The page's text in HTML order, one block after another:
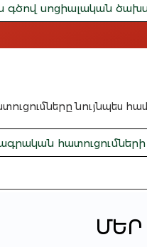
գծով սոցիալական
նույնպես
ՄԵՐ